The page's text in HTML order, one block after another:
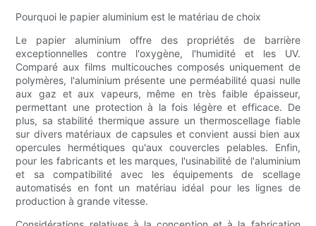
Pourquoi le papier aluminium est le matériau de choix
Le papier aluminium offre des propriétés de barrière
exceptionnelles contre l'oxygène, l'humidité et les UV.
Comparé aux films multicouches composés uniquement de
polymères, l'aluminium présente une perméabilité quasi nulle
aux gaz et aux vapeurs, même en très faible épaisseur,
permettant une protection à la fois légère et efficace. De
plus, sa stabilité thermique assure un thermoscellage fiable
sur divers matériaux de capsules et convient aussi bien aux
opercules hermétiques qu'aux couvercles pelables. Enfin,
pour les fabricants et les marques, l'usinabilité de l'aluminium
et sa compatibilité avec les équipements de scellage
automatisés en font un matériau idéal pour les lignes de
production à grande vitesse.